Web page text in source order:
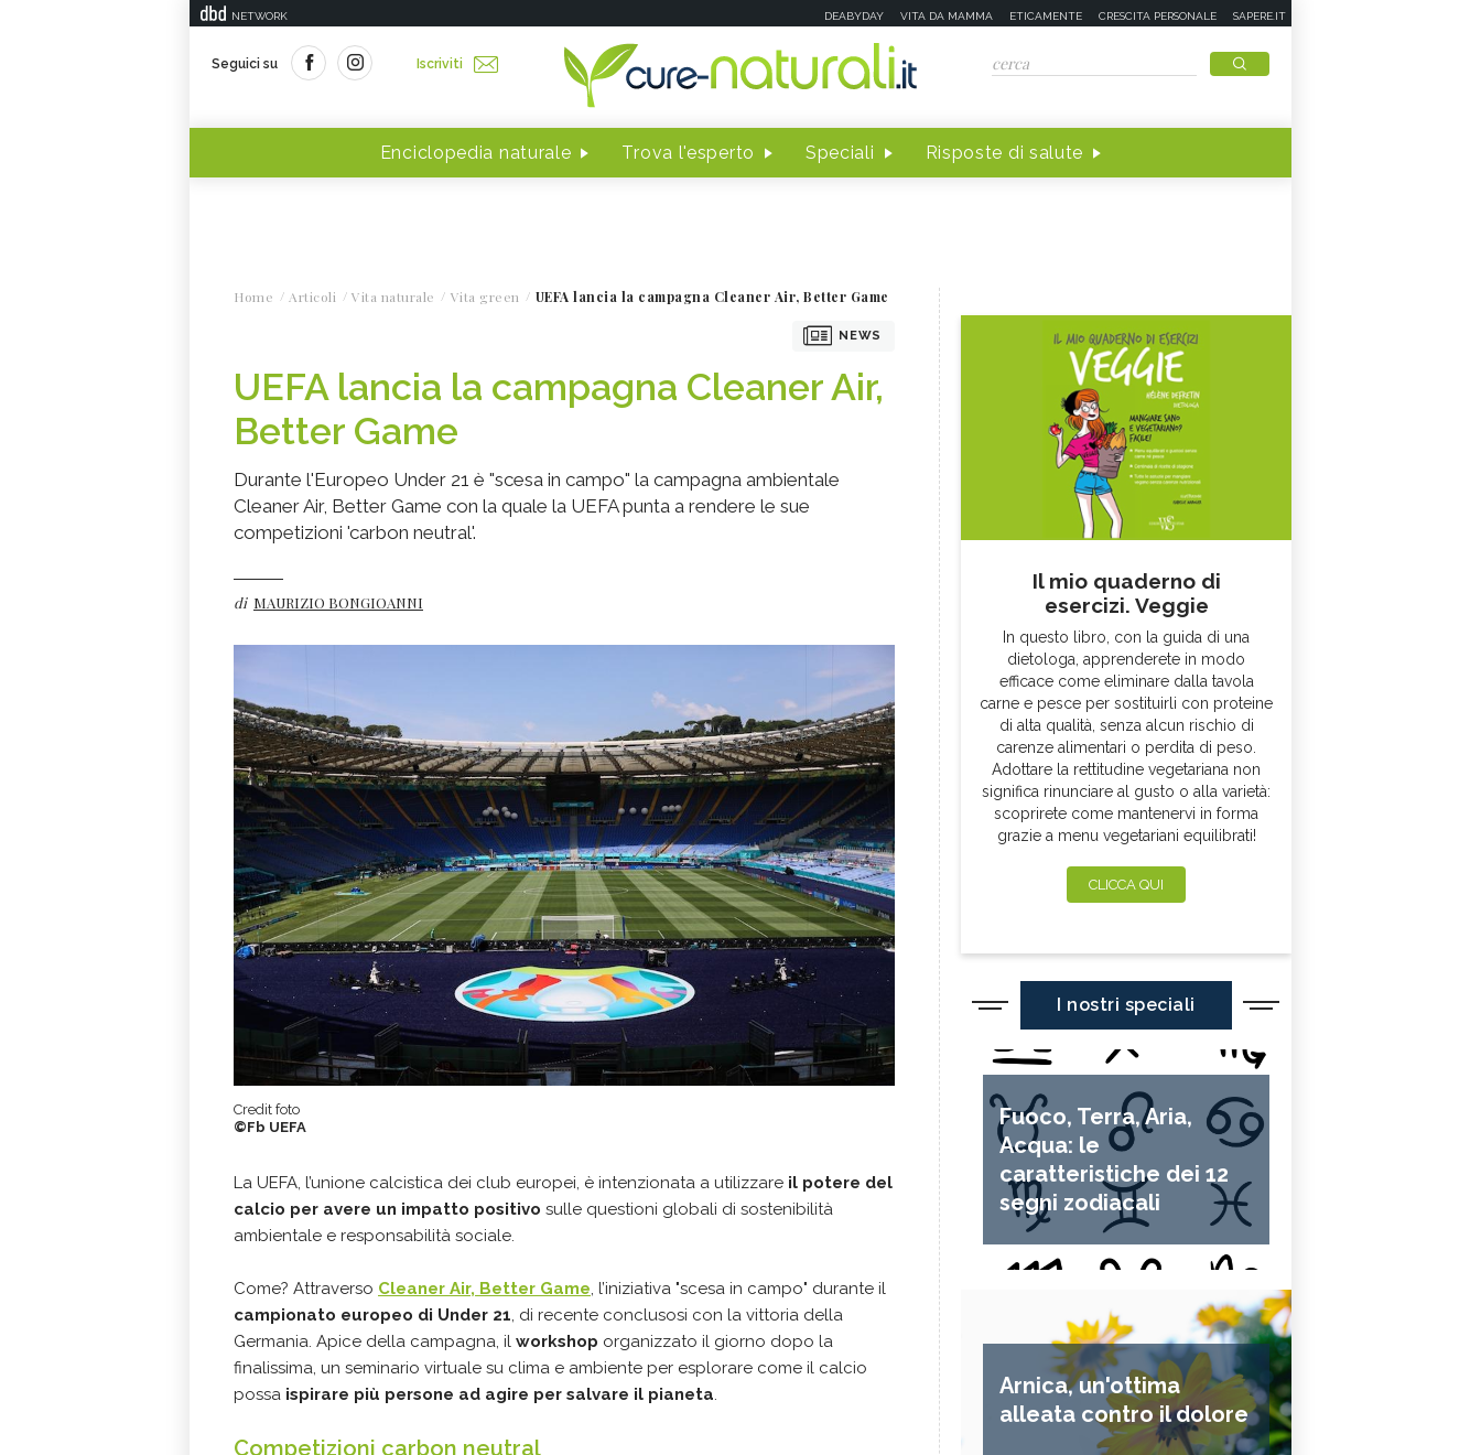
NETWORK DEABYDAY VITA DA MAMMA ETICAMENTE CRESCITA PERSONALE SAPERE.IT
Seguici su Iscriviti
Enciclopedia naturale Trova l'esperto Speciali Risposte di salute
Home Articoli Vita naturale Vita green UEFA lancia la campagna Cleaner Air, Better Game
NEWS
UEFA lancia la campagna Cleaner Air,
Better Game
Durante l'Europeo Under 21 è "scesa in campo" la campagna ambientale
Cleaner Air, Better Game con la quale la UEFA punta a rendere le sue
competizioni 'carbon neutral'.
di MAURIZIO BONGIOANNI
Credit foto
©Fb UEFA
La UEFA, l’unione calcistica dei club europei, è intenzionata a utilizzare il potere del
calcio per avere un impatto positivo sulle questioni globali di sostenibilità
ambientale e responsabilità sociale.
Come? Attraverso Cleaner Air, Better Game, l’iniziativa "scesa in campo" durante il
campionato europeo di Under 21, di recente conclusosi con la vittoria della
Germania. Apice della campagna, il workshop organizzato il giorno dopo la
finalissima, un seminario virtuale su clima e ambiente per esplorare come il calcio
possa ispirare più persone ad agire per salvare il pianeta.
Competizioni carbon neutral
Il mio quaderno di
esercizi. Veggie
In questo libro, con la guida di una
dietologa, apprenderete in modo
efficace come eliminare dalla tavola
carne e pesce per sostituirli con proteine
di alta qualità, senza alcun rischio di
carenze alimentari o perdita di peso.
Adottare la rettitudine vegetariana non
significa rinunciare al gusto o alla varietà:
scoprirete come mantenervi in forma
grazie a menu vegetariani equilibrati!
CLICCA QUI
I nostri speciali
Fuoco, Terra, Aria,
Acqua: le
caratteristiche dei 12
segni zodiacali
Arnica, un'ottima
alleata contro il dolore